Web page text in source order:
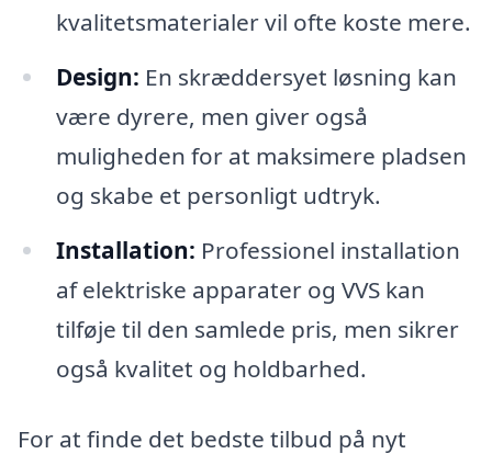
kvalitetsmaterialer vil ofte koste mere.
Design: En skræddersyet løsning kan
være dyrere, men giver også
muligheden for at maksimere pladsen
og skabe et personligt udtryk.
Installation: Professionel installation
af elektriske apparater og VVS kan
tilføje til den samlede pris, men sikrer
også kvalitet og holdbarhed.
For at finde det bedste tilbud på nyt